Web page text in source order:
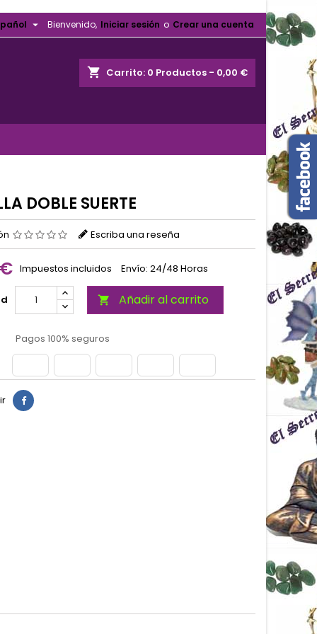
Bienvenido, Iniciar sesión o Crear una cuenta

shopping_cart Carrito: 0 Productos - 0,00 €
DOBLE SUERTE
Escriba una reseña
Impuestos incluidos Envío: 24/48 Horas
 Añadir al carrito
Pagos 100% seguros